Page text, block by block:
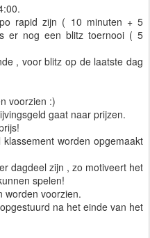
rapid zijn ( 10 minuten + 5
er nog een blitz toernooi ( 5
, voor blitz op de laatste dag
voorzien :)
gaat naar prijzen.
worden opgemaakt
dagdeel zijn , zo motiveert het
spelen!
worden voorzien.
na het einde van het